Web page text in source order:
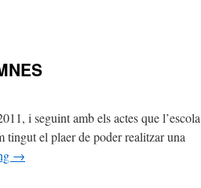
i seguint amb els actes que l’escola
tingut el plaer de poder realitzar una
→